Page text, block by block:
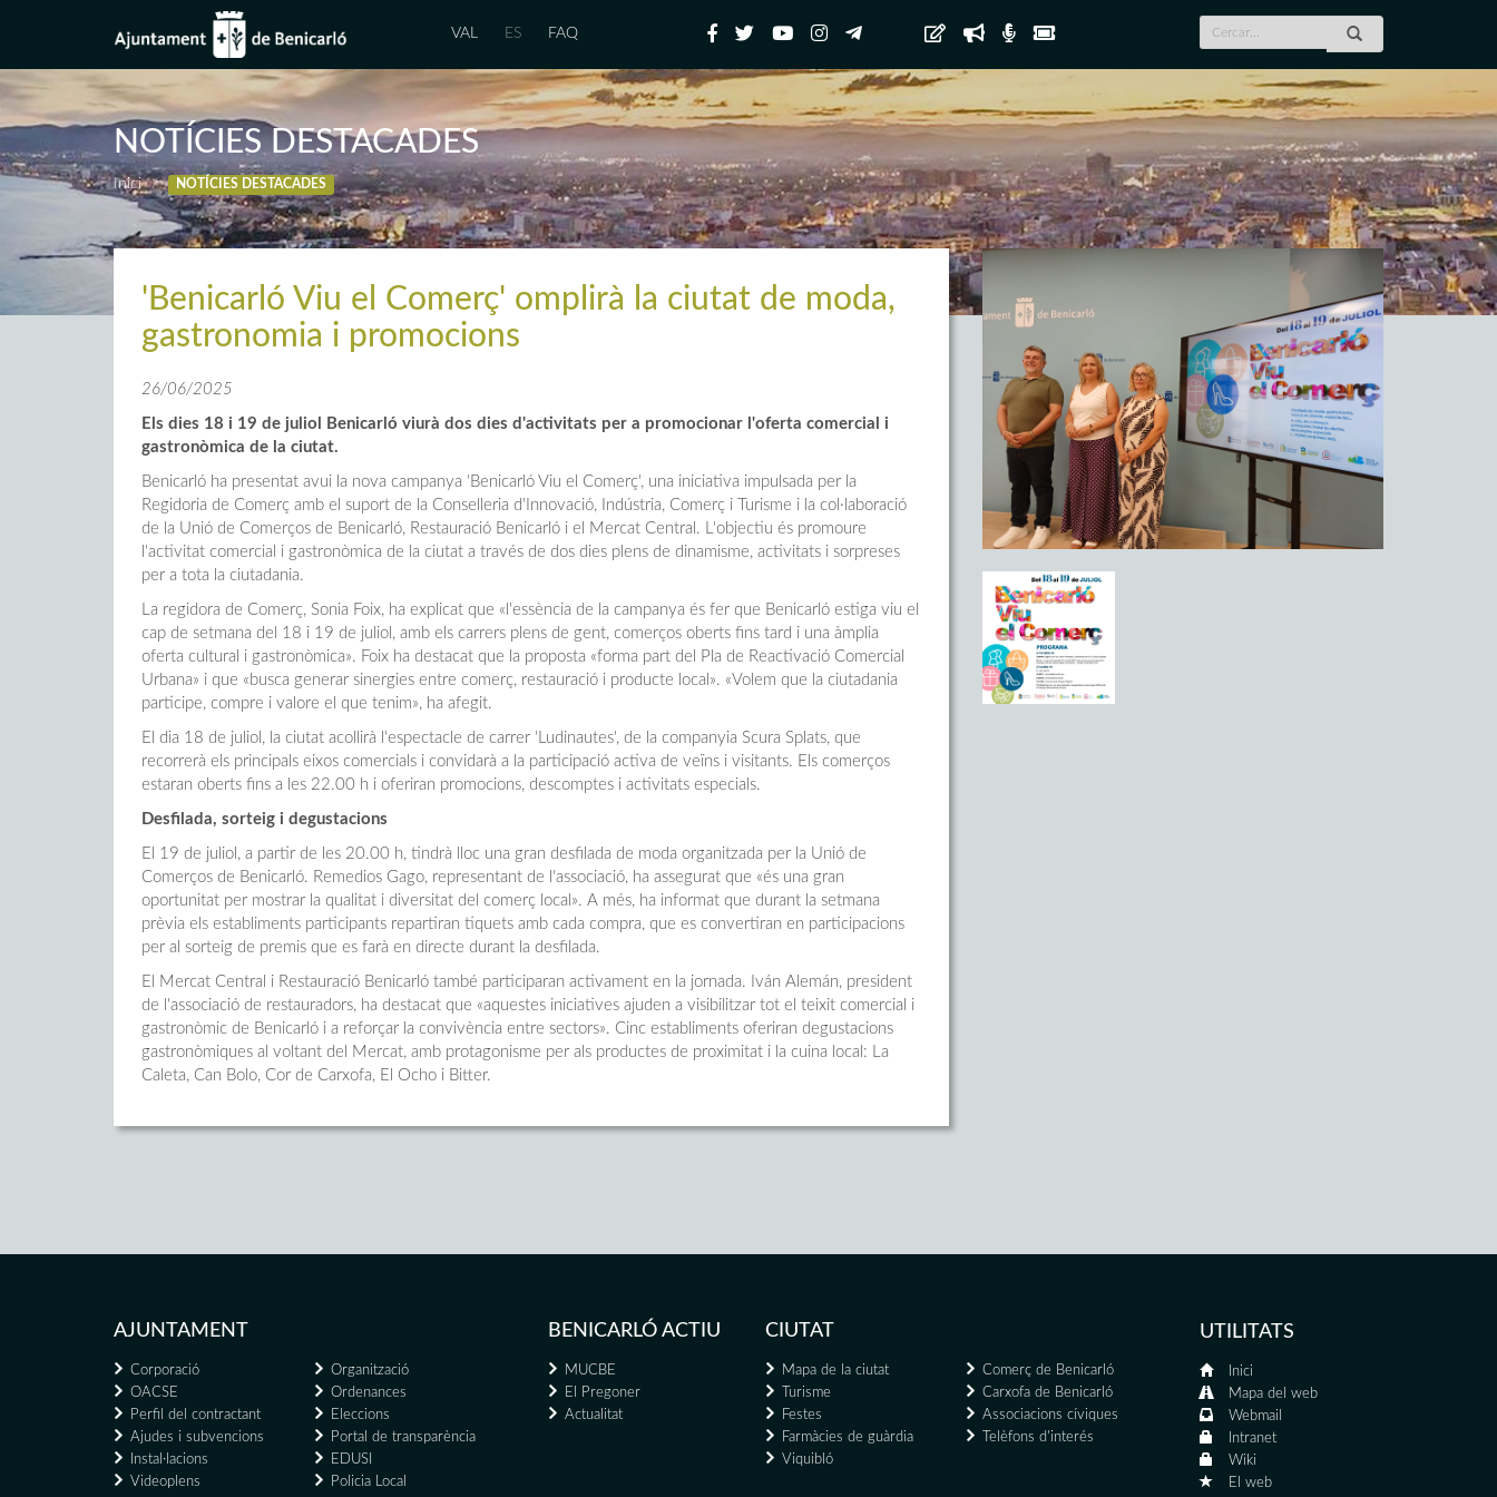
VAL ES FAQ
NOTÍCIES DESTACADES
Inici NOTÍCIES DESTACADES
'Benicarló Viu el Comerç' omplirà la ciutat de moda,
gastronomia i promocions
26/06/2025
Els dies 18 i 19 de juliol Benicarló viurà dos dies d'activitats per a promocionar l'oferta comercial i
gastronòmica de la ciutat.
Benicarló ha presentat avui la nova campanya 'Benicarló Viu el Comerç', una iniciativa impulsada per la
Regidoria de Comerç amb el suport de la Conselleria d'Innovació, Indústria, Comerç i Turisme i la col·laboració
de la Unió de Comerços de Benicarló, Restauració Benicarló i el Mercat Central. L'objectiu és promoure
l'activitat comercial i gastronòmica de la ciutat a través de dos dies plens de dinamisme, activitats i sorpreses
per a tota la ciutadania.
La regidora de Comerç, Sonia Foix, ha explicat que «l'essència de la campanya és fer que Benicarló estiga viu el
cap de setmana del 18 i 19 de juliol, amb els carrers plens de gent, comerços oberts fins tard i una àmplia
oferta cultural i gastronòmica». Foix ha destacat que la proposta «forma part del Pla de Reactivació Comercial
Urbana» i que «busca generar sinergies entre comerç, restauració i producte local». «Volem que la ciutadania
participe, compre i valore el que tenim», ha afegit.
El dia 18 de juliol, la ciutat acollirà l'espectacle de carrer 'Ludinautes', de la companyia Scura Splats, que
recorrerà els principals eixos comercials i convidarà a la participació activa de veïns i visitants. Els comerços
estaran oberts fins a les 22.00 h i oferiran promocions, descomptes i activitats especials.
Desfilada, sorteig i degustacions
El 19 de juliol, a partir de les 20.00 h, tindrà lloc una gran desfilada de moda organitzada per la Unió de
Comerços de Benicarló. Remedios Gago, representant de l'associació, ha assegurat que «és una gran
oportunitat per mostrar la qualitat i diversitat del comerç local». A més, ha informat que durant la setmana
prèvia els establiments participants repartiran tiquets amb cada compra, que es convertiran en participacions
per al sorteig de premis que es farà en directe durant la desfilada.
El Mercat Central i Restauració Benicarló també participaran activament en la jornada. Iván Alemán, president
de l'associació de restauradors, ha destacat que «aquestes iniciatives ajuden a visibilitzar tot el teixit comercial i
gastronòmic de Benicarló i a reforçar la convivència entre sectors». Cinc establiments oferiran degustacions
gastronòmiques al voltant del Mercat, amb protagonisme per als productes de proximitat i la cuina local: La
Caleta, Can Bolo, Cor de Carxofa, El Ocho i Bitter.
AJUNTAMENT
Corporació
Organització
OACSE
Ordenances
Perfil del contractant
Eleccions
Ajudes i subvencions
Portal de transparència
Instal·lacions
EDUSI
Videoplens
Policia Local
BENICARLÓ ACTIU
MUCBE
El Pregoner
Actualitat
CIUTAT
Mapa de la ciutat
Comerç de Benicarló
Turisme
Carxofa de Benicarló
Festes
Associacions cíviques
Farmàcies de guàrdia
Telèfons d'interés
Viquibló
UTILITATS
Inici
Mapa del web
Webmail
Intranet
Wiki
El web